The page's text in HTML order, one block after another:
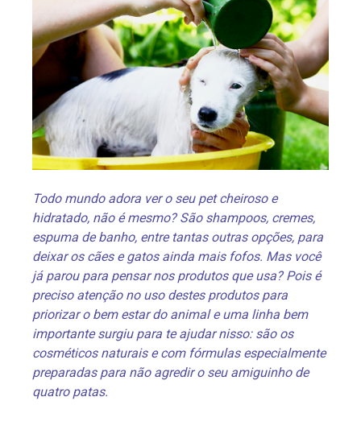
Todo mundo adora ver o seu pet cheiroso e
hidratado, não é mesmo? São shampoos, cremes,
espuma de banho, entre tantas outras opções, para
deixar os cães e gatos ainda mais fofos. Mas você
já parou para pensar nos produtos que usa? Pois é
preciso atenção no uso destes produtos para
priorizar o bem estar do animal e uma linha bem
importante surgiu para te ajudar nisso: são os
cosméticos naturais e com fórmulas especialmente
preparadas para não agredir o seu amiguinho de
quatro patas.